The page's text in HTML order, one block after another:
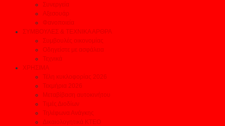
Συνεργεία
Αξεσουάρ
Φανοποιεία
ΣΥΜΒΟΥΛΕΣ & ΤΕΧΝΙΚΑ ΑΡΘΡΑ
Συμβουλές οικονομίας
Οδηγείστε με ασφάλεια
Τεχνικά
ΧΡΗΣΙΜΑ
Τέλη κυκλοφορίας 2026
Τεκμήρια 2026
Μεταβίβαση αυτοκινήτου
Τιμές Διοδίων
Τηλέφωνα Ανάγκης
Δικαιολογητικά ΚΤΕΟ